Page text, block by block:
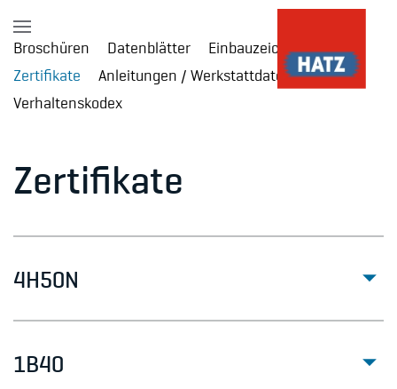
Skip to main content
Broschüren Datenblätter
Einbauzeichnungen
Zertifikate
Anleitungen / Werkstattdaten
Verhaltenskodex
Zertifikate
4H50N
1B40